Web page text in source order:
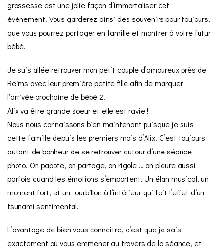
grossesse est une jolie façon d’immortaliser cet
évènement. Vous garderez ainsi des souvenirs pour toujours,
que vous pourrez partager en famille et montrer à votre futur
bébé.
Je suis allée retrouver mon petit couple d’amoureux près de
Reims avec leur première petite fille afin de marquer
l’arrivée prochaine de bébé 2.
Alix va être grande soeur et elle est ravie !
Nous nous connaissons bien maintenant puisque je suis
cette famille depuis les premiers mois d’Alix. C’est toujours
autant de bonheur de se retrouver autour d’une séance
photo. On papote, on partage, on rigole … on pleure aussi
parfois quand les émotions s’emportent. Un élan musical, un
moment fort, et un tourbillon à l’intérieur qui fait l’effet d’un
tsunami sentimental.
L’avantage de bien vous connaitre, c’est que je sais
exactement où vous emmener au travers de la séance, et